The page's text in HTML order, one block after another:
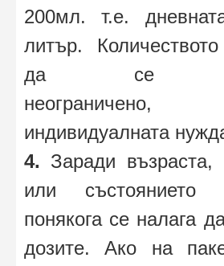
200мл. т.е.
литър.
да се
индивидуалната
4. Заради възраста,
или състоянието
понякога се налага
дозите. Ако на